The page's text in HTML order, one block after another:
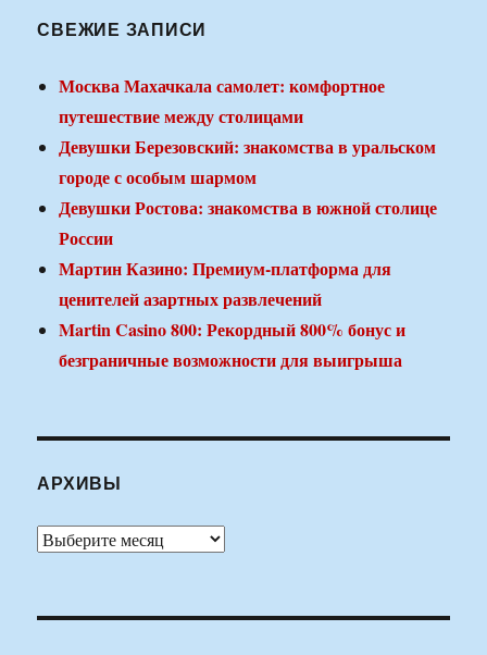
СВЕЖИЕ ЗАПИСИ
Москва Махачкала самолет: комфортное
путешествие между столицами
Девушки Березовский: знакомства в уральском
городе с особым шармом
Девушки Ростова: знакомства в южной столице
России
Мартин Казино: Премиум-платформа для
ценителей азартных развлечений
Martin Casino 800: Рекордный 800% бонус и
безграничные возможности для выигрыша
АРХИВЫ
Архивы